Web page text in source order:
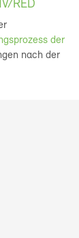
RED
der
nach der